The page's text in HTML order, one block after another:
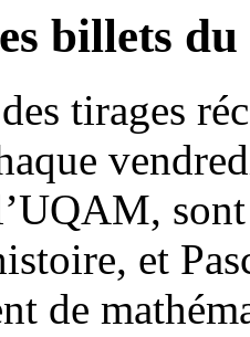
billets du
tirages
et
de